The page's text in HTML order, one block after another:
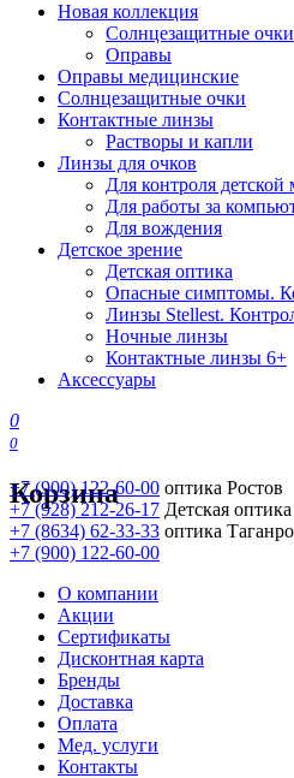
Новая коллекция
Солнцезащитные очки
Оправы
Оправы медицинские
Солнцезащитные очки
Контактные линзы
Растворы и капли
Линзы для очков
Для контроля
Для работы за
Для вождения
Детское зрение
Детская оптика
Опасные симптомы.
Линзы Stellest.
Ночные линзы
Контактные линзы 6+
Аксессуары
0
0
Корзина
+7 (900) 122-60-00 оптика Ростов
+7 (928) 212-26-17 Детская оптика
+7 (8634) 62-33-33 оптика
+7 (900) 122-60-00
О компании
Акции
Сертификаты
Дисконтная карта
Бренды
Доставка
Оплата
Мед. услуги
Контакты